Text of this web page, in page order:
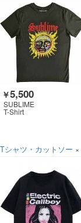
￥5,500
SUBLIME
T-Shirt
Tシャツ・カットソー ×